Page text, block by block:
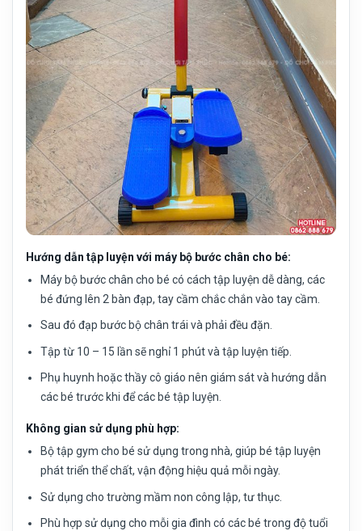
Hướng dẫn tập luyện với máy bộ bước chân cho bé:
Máy bộ bước chân cho bé có cách tập luyện dễ dàng, các
bé đứng lên 2 bàn đạp, tay cầm chắc chắn vào tay cầm.
Sau đó đạp bước bộ chân trái và phải đều đặn.
Tập từ 10 – 15 lần sẽ nghỉ 1 phút và tập luyện tiếp.
Phụ huynh hoặc thầy cô giáo nên giám sát và hướng dẫn
các bé trước khi để các bé tập luyện.
Không gian sử dụng phù hợp:
Bộ tập gym cho bé sử dụng trong nhà, giúp bé tập luyện
phát triển thể chất, vận động hiệu quả mỗi ngày.
Sử dụng cho trường mầm non công lập, tư thục.
Phù hợp sử dụng cho mỗi gia đình có các bé trong độ tuổi